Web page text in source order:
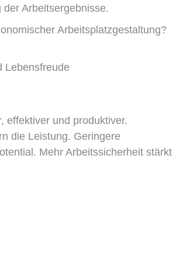
Arbeitsergebnisse.
Arbeitsplatzgestaltung?
Lebensfreude
effektiver und produktiver.
die Leistung. Geringere
Mehr Arbeitssicherheit stärkt